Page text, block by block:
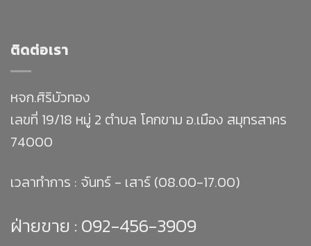
ติดต่อเรา
หจก.ศิริบัวทอง
เลขที่ 19/18 หมู่ 2 ตำบล โคกขาม อ.เมือง สมุทรสาคร
74000
เวลาทำการ : จันทร์ - เสาร์ (08.00-17.00)
ฝ่ายขาย : 092-456-3909